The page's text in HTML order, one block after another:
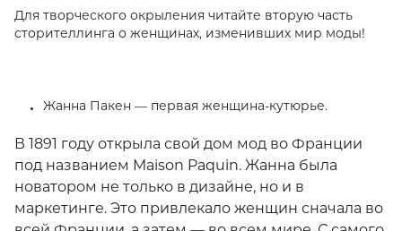
Для творческого окрыления читайте вторую часть
В 1891 году открыла свой дом мод во Франции
под названием Maison Paquin. Жанна была
новатором не только в дизайне, но и в
маркетинге. Это привлекало женщин сначала во